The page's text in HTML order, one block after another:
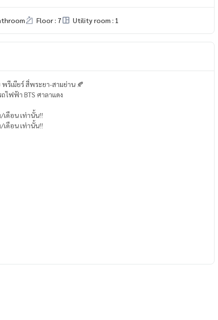
Floor : 7 Utility room : 1
พรีเมียร์ สี่พระยา-สามย่าน 🍂
ไฟฟ้า BTS ศาลาแดง
เดือน เท่านั้น‼️
เดือน เท่านั้น‼️